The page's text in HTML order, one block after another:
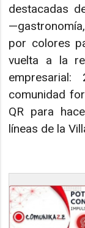
destacadas
por colores
vuelta a la
comunidad
QR para
líneas de la